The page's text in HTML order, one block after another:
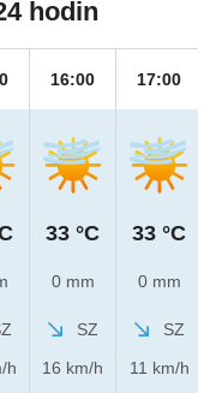
hodin
h
16:00
33 °C
0 mm
SZ
16 km/h
17:00
33 °C
0 mm
SZ
11 km/h